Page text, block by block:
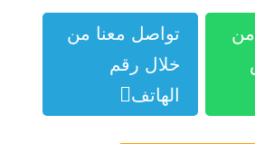
من
تواصل معنا من
خلال رقم
الهاتف